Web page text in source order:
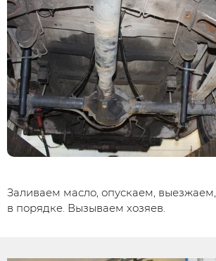
Заливаем масло, опускаем,
в порядке. Вызываем хозяев.